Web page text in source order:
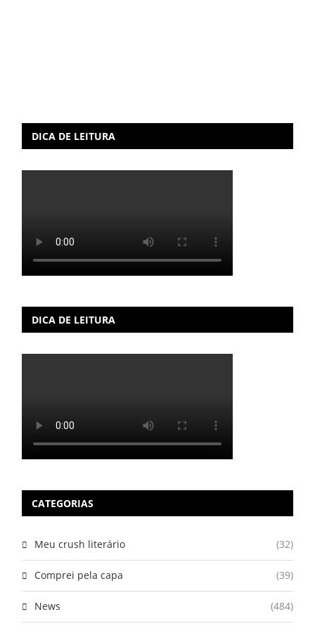
DICA DE LEITURA
DICA DE LEITURA
CATEGORIAS
Meu crush literário (32)
Comprei pela capa (39)
News (484)